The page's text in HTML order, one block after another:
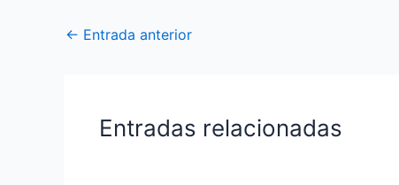
← Entrada anterior
Entradas relacionadas